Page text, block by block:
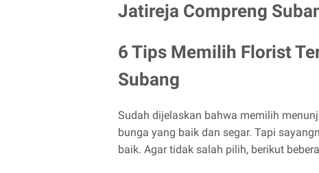
Jatireja Compreng
6 Tips Memilih Florist
Subang
Sudah dijelaskan bahwa memilih
bunga yang baik dan segar. Tapi
baik. Agar tidak salah pilih, berikut